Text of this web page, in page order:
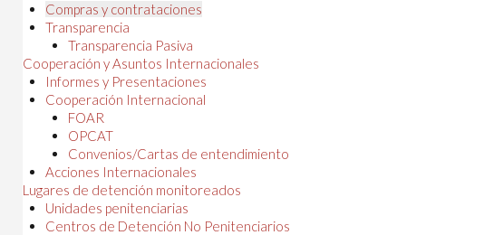
Compras y contrataciones
Transparencia
Transparencia Pasiva
Cooperación y Asuntos Internacionales
Informes y Presentaciones
Cooperación Internacional
FOAR
OPCAT
Convenios/Cartas de entendimiento
Acciones Internacionales
Lugares de detención monitoreados
Unidades penitenciarias
Centros de Detención No Penitenciarios